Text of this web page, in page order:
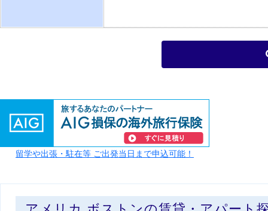
留学や出張・駐在等 ご出発当日まで申込可能！